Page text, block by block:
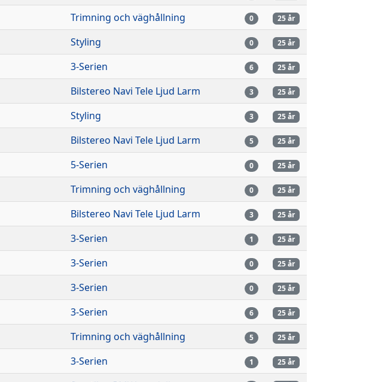
Trimning och väghållning 0 25 år
Styling 0 25 år
3-Serien 6 25 år
Bilstereo Navi Tele Ljud Larm 3 25 år
Styling 3 25 år
Bilstereo Navi Tele Ljud Larm 5 25 år
5-Serien 0 25 år
Trimning och väghållning 0 25 år
Bilstereo Navi Tele Ljud Larm 3 25 år
3-Serien 1 25 år
3-Serien 0 25 år
3-Serien 0 25 år
3-Serien 6 25 år
Trimning och väghållning 5 25 år
3-Serien 1 25 år